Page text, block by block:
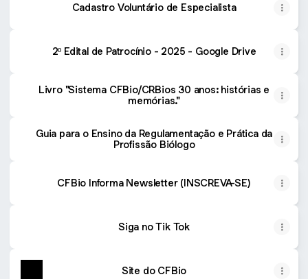
Cadastro Voluntário de Especialista
2º Edital de Patrocínio - 2025 - Google Drive
Livro "Sistema CFBio/CRBios 30 anos: histórias e
memórias."
Guia para o Ensino da Regulamentação e Prática da
Profissão Biólogo
CFBio Informa Newsletter (INSCREVA-SE)
Siga no Tik Tok
Site do CFBio